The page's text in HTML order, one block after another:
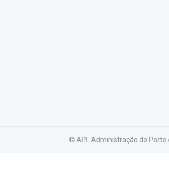
© APL Administração do Porto